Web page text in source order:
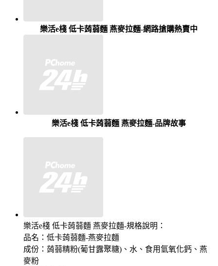
樂活e棧 低卡蒟蒻麵 燕麥拉麵-網路搶購熱賣中
樂活e棧 低卡蒟蒻麵 燕麥拉麵-品牌故事
樂活e棧 低卡蒟蒻麵 燕麥拉麵-規格說明：
品名：低卡蒟蒻麵-燕麥拉麵
成份：蒟蒻精粉(葡甘露聚糖)、水、食用氫氧化鈣、燕
麥粉